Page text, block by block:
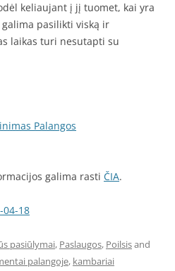
keliaujant į jį tuomet, kai yra
pasilikti viską ir
laikas turi nesutapti su
Palangos
galima rasti ČIA.
04-18
pasiūlymai, Paslaugos, Poilsisand
palangoje, kambariai